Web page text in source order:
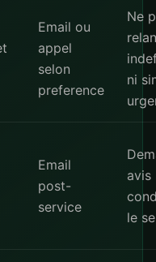
Email ou
appel
selon
preference
Ne
ni
Email
post-
service
avis
le